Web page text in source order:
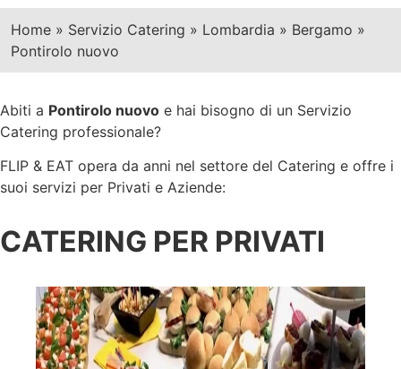
Home » Servizio Catering » Lombardia » Bergamo »
Pontirolo nuovo
Abiti a Pontirolo nuovo e hai bisogno di un Servizio
Catering professionale?
FLIP & EAT opera da anni nel settore del Catering e offre i
suoi servizi per Privati e Aziende:
CATERING PER PRIVATI